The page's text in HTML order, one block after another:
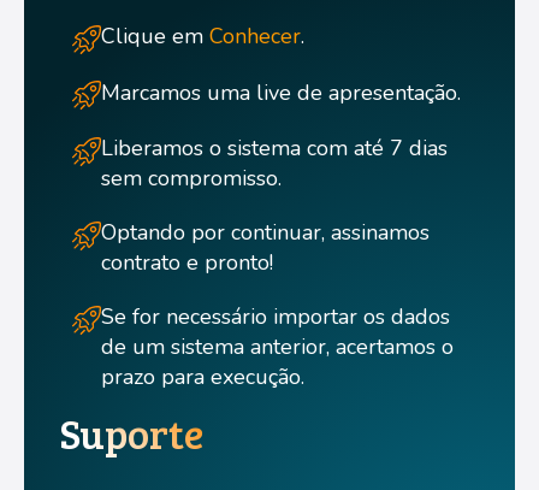
Clique em Conhecer.
Marcamos uma live de apresentação.
Liberamos o sistema com até 7 dias
sem compromisso.
Optando por continuar, assinamos
contrato e pronto!
Se for necessário importar os dados
de um sistema anterior, acertamos o
prazo para execução.
Suporte